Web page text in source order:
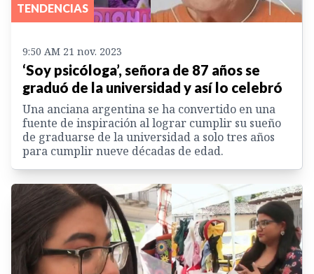
TENDENCIAS
9:50 AM 21 nov. 2023
‘Soy psicóloga’, señora de 87 años se
graduó de la universidad y así lo celebró
Una anciana argentina se ha convertido en una
fuente de inspiración al lograr cumplir su sueño
de graduarse de la universidad a solo tres años
para cumplir nueve décadas de edad.